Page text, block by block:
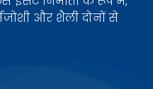
और शैली दोनों से